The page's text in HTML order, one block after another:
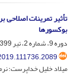
تأثیر تمرینات
بوکسورها
دوره 9، شماره 2، تیر 1399، صفحه
میلاد خلیل خداپرست؛